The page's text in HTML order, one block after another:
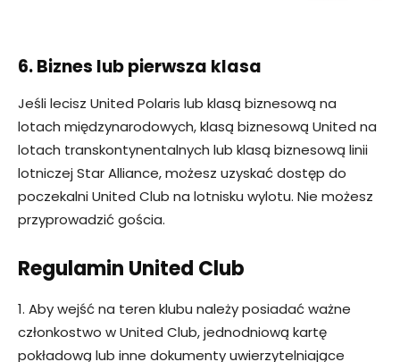
6. Biznes lub pierwsza klasa
Jeśli lecisz United Polaris lub klasą biznesową na
lotach międzynarodowych, klasą biznesową United na
lotach transkontynentalnych lub klasą biznesową linii
lotniczej Star Alliance, możesz uzyskać dostęp do
poczekalni United Club na lotnisku wylotu. Nie możesz
przyprowadzić gościa.
Regulamin United Club
1. Aby wejść na teren klubu należy posiadać ważne
członkostwo w United Club, jednodniową kartę
pokładową lub inne dokumenty uwierzytelniające